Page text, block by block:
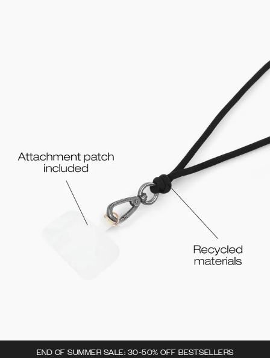
END OF SUMMER SALE: 30-50% OFF BESTSELLERS